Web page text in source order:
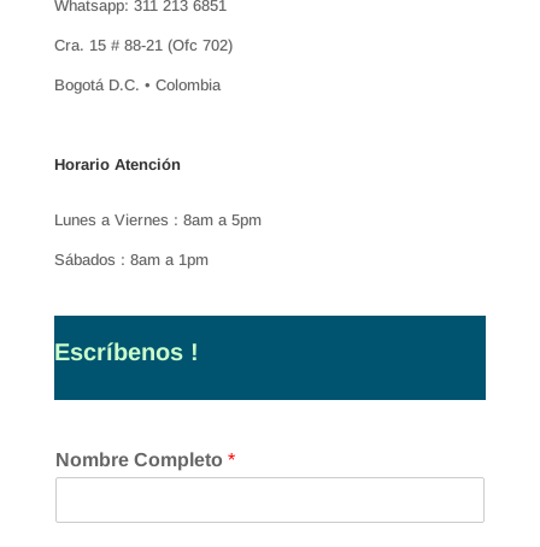
Whatsapp: 311 213 6851
Cra. 15 # 88-21 (Ofc 702)
Bogotá D.C. • Colombia
Horario Atención
Lunes a Viernes : 8am a 5pm
Sábados : 8am a 1pm
Escríbenos !
Nombre Completo *